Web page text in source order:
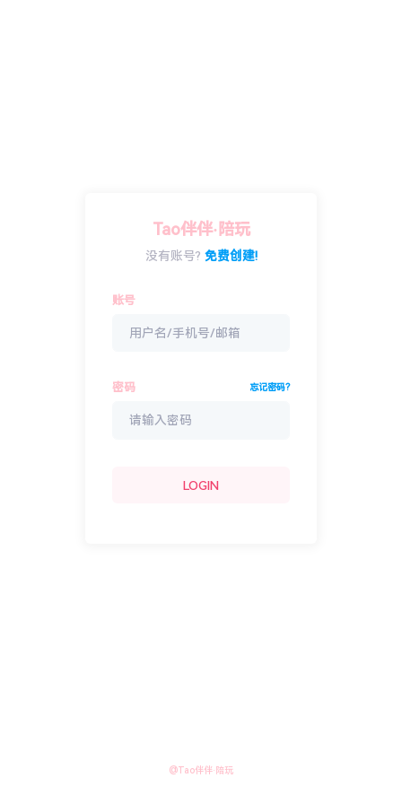
Tao伴伴·陪玩
没有账号? 免费创建!
账号
密码 忘记密码?
LOGIN
@Tao伴伴·陪玩